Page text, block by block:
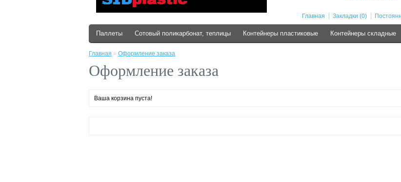
Главная Закладки (0)
Паллеты Сотовый поликарбонат, теплицы Контейнеры пластиковые Контейнеры складные
Главная » Оформление заказа
Оформление заказа
Ваша корзина пуста!